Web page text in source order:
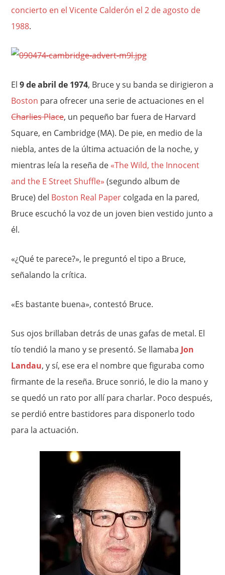
concierto en el Vicente Calderón el 2 de agosto de
1988.
El9 de abril de 1974, Bruce y su banda se dirigieron a
Boston para ofrecer una serie de actuaciones en el
Charlies Place, un pequeño bar fuera de Harvard
Square, en Cambridge (MA). De pie, en medio de la
niebla, antes de la última actuación de la noche, y
mientras leía la reseña de «The Wild, the Innocent
and the E Street Shuffle»(segundo album de
Bruce) del Boston Real Paper colgada en la pared,
Bruce escuchó la voz de un joven bien vestido junto a
él.
«¿Qué te parece?», le preguntó el tipo a Bruce,
señalando la crítica.
«Es bastante buena», contestó Bruce.
Sus ojos brillaban detrás de unas gafas de metal. El
tío tendió la mano y se presentó. Se llamaba Jon
Landau, y sí, ese era el nombre que figuraba como
firmante de la reseña. Bruce sonrió, le dio la mano y
se quedó un rato por allí para charlar. Poco después,
se perdió entre bastidores para disponerlo todo
para la actuación.